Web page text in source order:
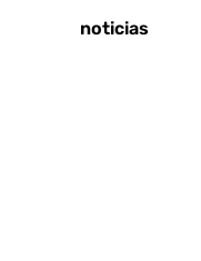
Últimas noticias